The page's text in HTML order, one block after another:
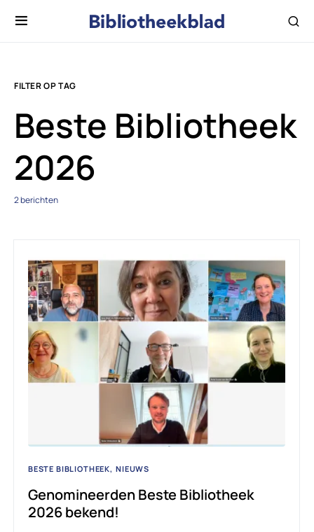
FILTER OP TAG
Beste Bibliotheek
2026
2 berichten
BESTE BIBLIOTHEEK NIEUWS
Genomineerden Beste Bibliotheek
2026 bekend!